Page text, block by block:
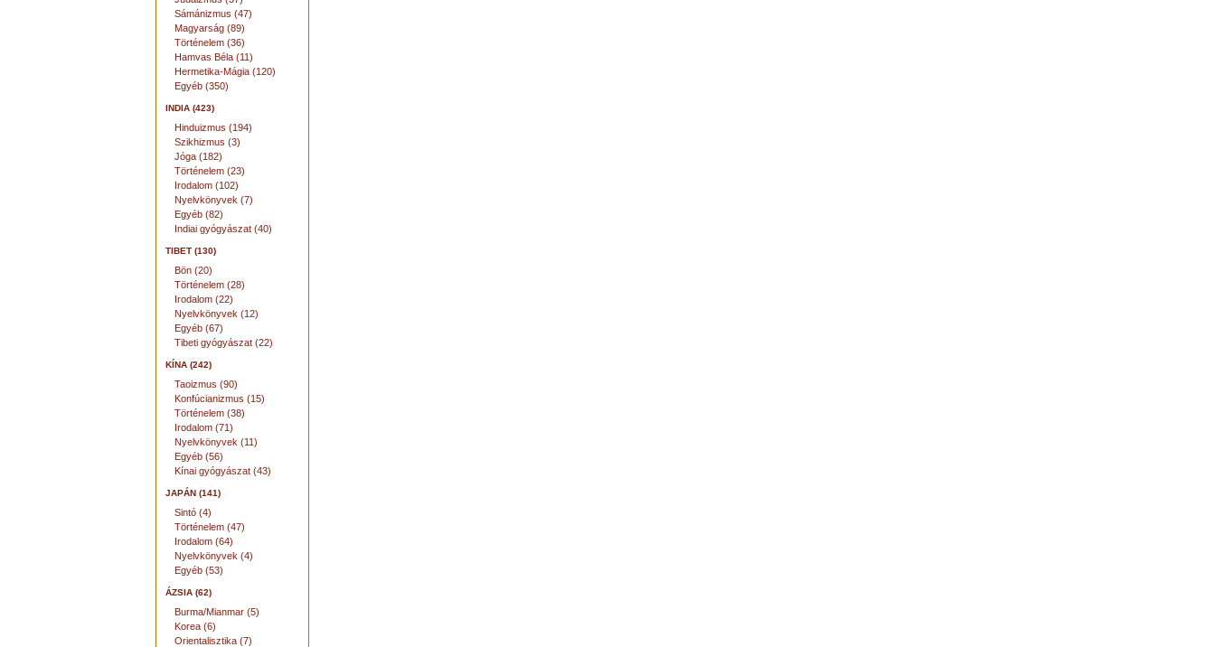
Sámánizmus (47)
Magyarság (89)
Történelem (36)
Hamvas Béla (11)
Hermetika-Mágia (120)
Egyéb (350)
INDIA (423)
Hinduizmus (194)
Szikhizmus (3)
Jóga (182)
Történelem (23)
Irodalom (102)
Nyelvkönyvek (7)
Egyéb (82)
Indiai gyógyászat (40)
TIBET (130)
Bön (20)
Történelem (28)
Irodalom (22)
Nyelvkönyvek (12)
Egyéb (67)
Tibeti gyógyászat (22)
KÍNA (242)
Taoizmus (90)
Konfúcianizmus (15)
Történelem (38)
Irodalom (71)
Nyelvkönyvek (11)
Egyéb (56)
Kínai gyógyászat (43)
JAPÁN (141)
Sintó (4)
Történelem (47)
Irodalom (64)
Nyelvkönyvek (4)
Egyéb (53)
ÁZSIA (62)
Burma/Mianmar (5)
Korea (6)
Orientalisztika (7)